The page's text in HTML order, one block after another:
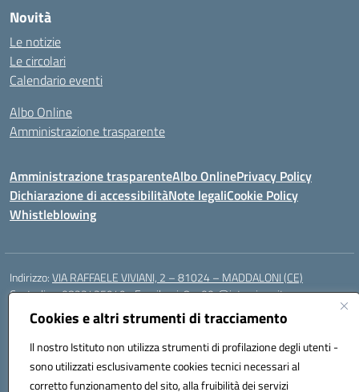
Cookies e altri strumenti di tracciamento
Il nostro Istituto non utilizza strumenti di profilazione degli utenti -
sono utilizzati esclusivamente cookies tecnici necessari al
corretto funzionamento del sito, alla fruibilità dei servizi
Novità
Le notizie
Le circolari
Calendario eventi
Albo Online
Amministrazione trasparente
Amministrazione trasparenteAlbo OnlinePrivacy Policy
Dichiarazione di accessibilitàNote legaliCookie Policy
Whistleblowing
Indirizzo:VIA RAFFAELE VIVIANI, 2 – 81024 – MADDALONI (CE)
Centralino:0823435949 Email:ceic8av00r@istruzione.it
Posta elettronica certificata (PEC):
ceic8av00r@pec.istruzione.it
Codice fiscale: 93086020612
Codice meccanografico:
CEIC8AV00R
Codice Indice delle Pubbliche Amministrazioni (IPA): icamm